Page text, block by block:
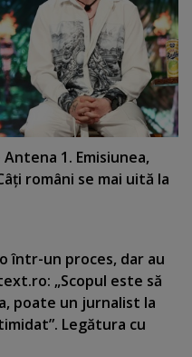
Antena 1. Emisiunea,
români se mai uită la
într-un proces, dar au
„Scopul este să
poate un jurnalist la
Legătura cu